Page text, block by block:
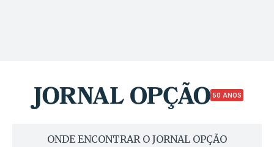
50 ANOS
ONDE ENCONTRAR O JORNAL OPÇÃO